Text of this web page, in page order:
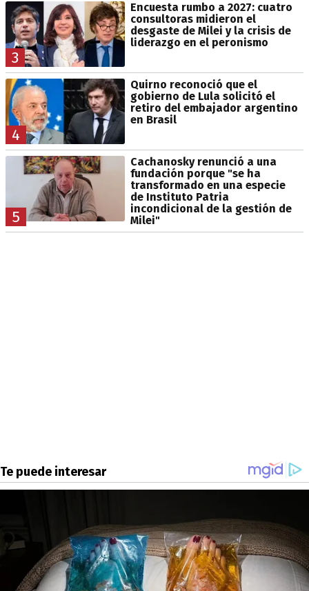
3
Encuesta rumbo a 2027: cuatro
consultoras midieron el
desgaste de Milei y la crisis de
liderazgo en el peronismo
4
Quirno reconoció que el
gobierno de Lula solicitó el
retiro del embajador argentino
en Brasil
5
Cachanosky renunció a una
fundación porque "se ha
transformado en una especie
de Instituto Patria
incondicional de la gestión de
Milei"